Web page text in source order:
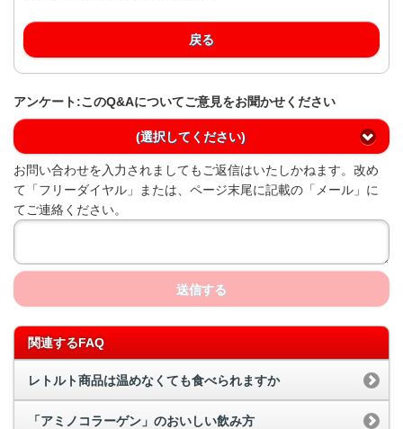
戻る
アンケート:このQ&Aについてご意見をお聞かせください
(選択してください)
お問い合わせを入力されましてもご返信はいたしかねます。改め
て「フリーダイヤル」または、ページ末尾に記載の「メール」に
てご連絡ください。
送信する
関連するFAQ
レトルト商品は温めなくても食べられますか
「アミノコラーゲン」のおいしい飲み方